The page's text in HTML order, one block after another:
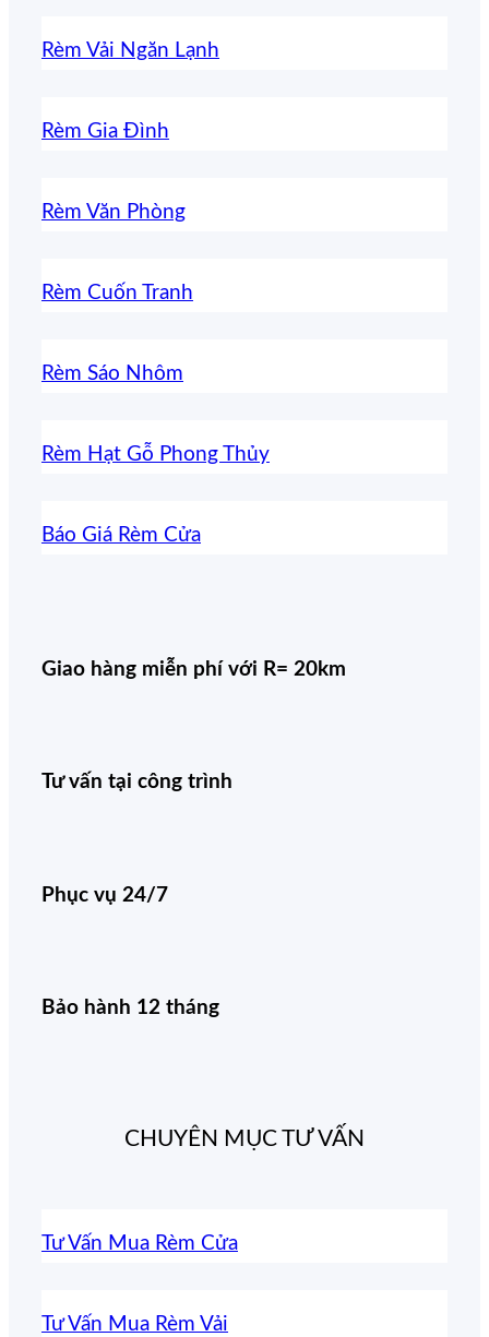
Rèm Vải Ngăn Lạnh
Rèm Gia Đình
Rèm Văn Phòng
Rèm Cuốn Tranh
Rèm Sáo Nhôm
Rèm Hạt Gỗ Phong Thủy
Báo Giá Rèm Cửa
Giao hàng miễn phí với R= 20km
Tư vấn tại công trình
Phục vụ 24/7
Bảo hành 12 tháng
CHUYÊN MỤC TƯ VẤN
Tư Vấn Mua Rèm Cửa
Tư Vấn Mua Rèm Vải